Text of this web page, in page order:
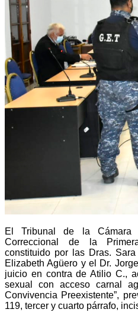
El Tribunal de la
Correccional de la
constituido por las Dras.
Elizabeth Agüero y el Dr.
juicio en contra de Atilio C.,
sexual con acceso carnal
Convivencia Preexistente”,
119, tercer y cuarto párrafo,